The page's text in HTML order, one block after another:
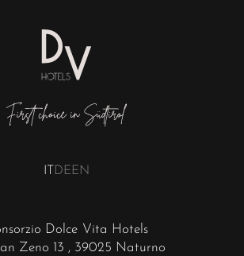
Dolce Vita Hotels
Zeno 13 , 39025 Naturno
DEEN